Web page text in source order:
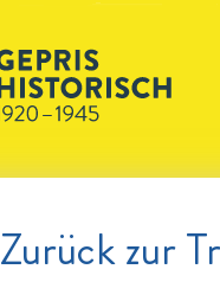
Zurück zur